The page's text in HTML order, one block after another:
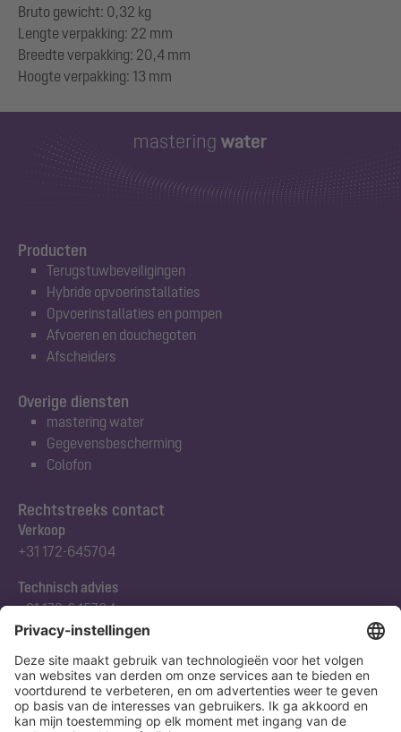
Bruto gewicht: 0,32 kg
Lengte verpakking: 22 mm
Breedte verpakking: 20,4 mm
Producten
Terugstuwbeveiligingen
Hybride opvoerinstallaties
Opvoerinstallaties en pompen
Afvoeren en douchegoten
Afscheiders
Rechtstreeks contact
Verkoop
+31 172-645704
Technisch advies
+31 172-645704
Abonneert u zich op onze nieuwsbrief
Nu aanmelden
Overige diensten
mastering water
Gegevensbescherming
Colofon